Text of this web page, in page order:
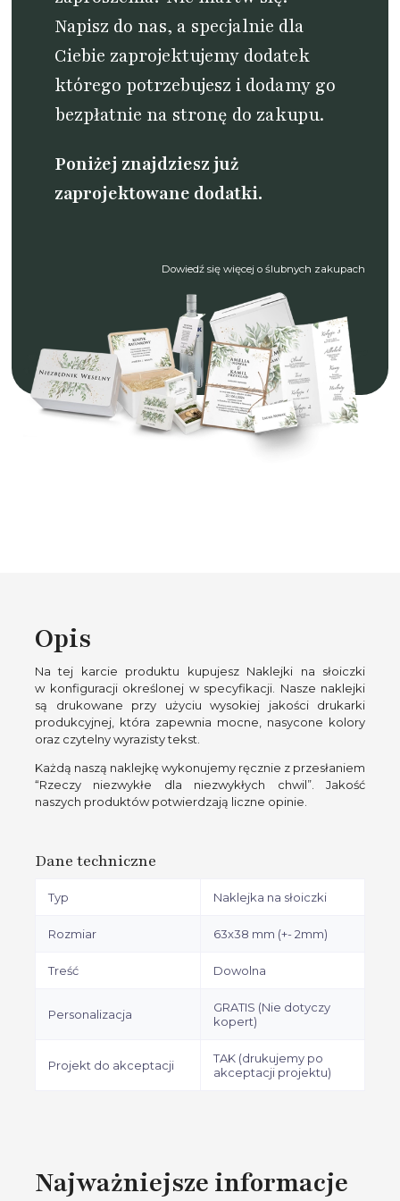
Napisz do nas, a specjalnie dla
Ciebie zaprojektujemy dodatek
którego potrzebujesz i dodamy go
bezpłatnie na stronę do zakupu.
Poniżej znajdziesz już
zaprojektowane dodatki.
Dowiedź się więcej o ślubnych zakupach
Opis
Na tej karcie produktu kupujesz Naklejki na słoiczki
w konfiguracji określonej w specyfikacji. Nasze naklejki
są drukowane przy użyciu wysokiej jakości drukarki
produkcyjnej, która zapewnia mocne, nasycone kolory
oraz czytelny wyrazisty tekst.
Każdą naszą naklejkę wykonujemy ręcznie z przesłaniem
“Rzeczy niezwykłe dla niezwykłych chwil”. Jakość
naszych produktów potwierdzają liczne opinie.
Dane techniczne
Typ Naklejka na słoiczki
Rozmiar 63x38 mm (+- 2mm)
Treść Dowolna
Personalizacja
GRATIS (Nie dotyczy
kopert)
Projekt do akceptacji
TAK (drukujemy po
akceptacji projektu)
Najważniejsze informacje